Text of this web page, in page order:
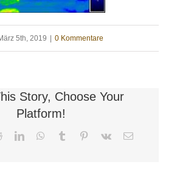
5th, 2019 0 Kommentare
Story, Choose Your
Platform!
RedditLinkedInWhatsApp
Tumblr Pinterest
Vk
E-